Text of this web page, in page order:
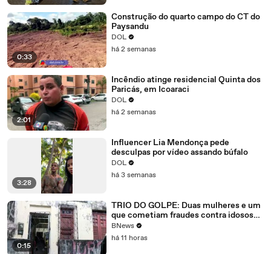
0:33
Construção do quarto campo do CT do
Paysandu
DOL
há 2 semanas
2:01
Incêndio atinge residencial Quinta dos
Paricás, em Icoaraci
DOL
há 2 semanas
3:28
Influencer Lia Mendonça pede
desculpas por vídeo assando búfalo
DOL
há 3 semanas
0:15
TRIO DO GOLPE: Duas mulheres e um
que cometiam fraudes contra idosos
são presos em Salvador; veja modus
operandi
BNews
há 11 horas